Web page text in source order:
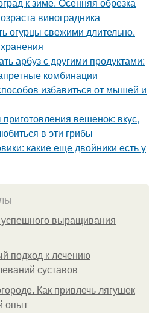
виноградника
огурцы свежими длительно.
арбуз с другими продуктами:
комбинации
избавиться от мышей и
вешенок: вкус,
в эти грибы
какие еще двойники есть у
выращивания
подход к лечению
суставов
Как привлечь лягушек
опыт